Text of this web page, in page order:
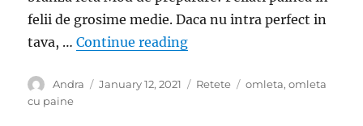
felii de grosime medie. Daca nu intra perfect in
tava, …Continue reading“Omleta cu paine la
Author
Andra
Posted
January 12, 2021 Categories
Retete Tags
omleta,omleta
cu paine